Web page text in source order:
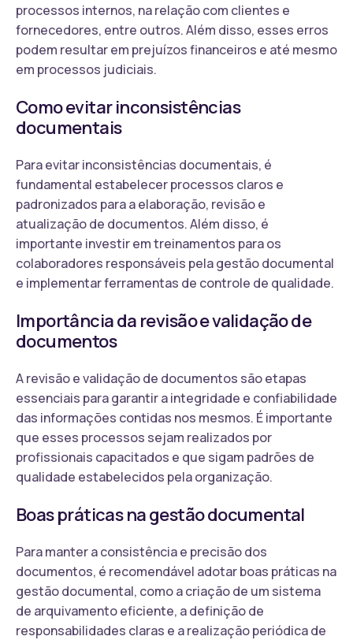
processos internos, na relação com clientes e
fornecedores, entre outros. Além disso, esses erros
podem resultar em prejuízos financeiros e até mesmo
em processos judiciais.
Como evitar inconsistências
documentais
Para evitar inconsistências documentais, é
fundamental estabelecer processos claros e
padronizados para a elaboração, revisão e
atualização de documentos. Além disso, é
importante investir em treinamentos para os
colaboradores responsáveis pela gestão documental
e implementar ferramentas de controle de qualidade.
Importância da revisão e validação de
documentos
A revisão e validação de documentos são etapas
essenciais para garantir a integridade e confiabilidade
das informações contidas nos mesmos. É importante
que esses processos sejam realizados por
profissionais capacitados e que sigam padrões de
qualidade estabelecidos pela organização.
Boas práticas na gestão documental
Para manter a consistência e precisão dos
documentos, é recomendável adotar boas práticas na
gestão documental, como a criação de um sistema
de arquivamento eficiente, a definição de
responsabilidades claras e a realização periódica de